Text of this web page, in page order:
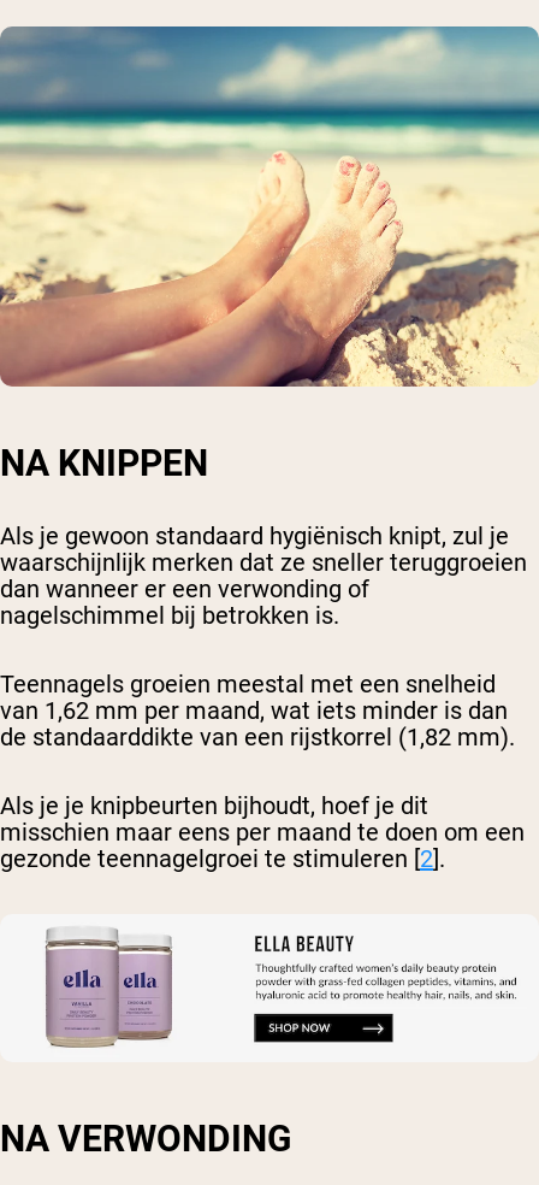
NA KNIPPEN
Als je gewoon standaard hygiënisch knipt, zul je
waarschijnlijk merken dat ze sneller teruggroeien
dan wanneer er een verwonding of
nagelschimmel bij betrokken is.
Teennagels groeien meestal met een snelheid
van 1,62 mm per maand, wat iets minder is dan
de standaarddikte van een rijstkorrel (1,82 mm).
Als je je knipbeurten bijhoudt, hoef je dit
misschien maar eens per maand te doen om een
gezonde teennagelgroei te stimuleren [2].
NA VERWONDING